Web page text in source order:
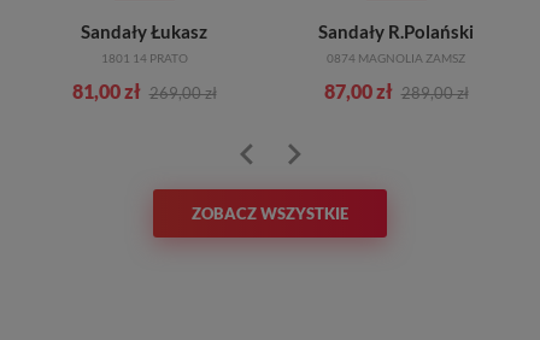
Sandały Łukasz
1801 14 PRATO
81,00 zł 269,00 zł
Sandały R.Polański
0874 MAGNOLIA ZAMSZ
87,00 zł 289,00 zł
ZOBACZ WSZYSTKIE